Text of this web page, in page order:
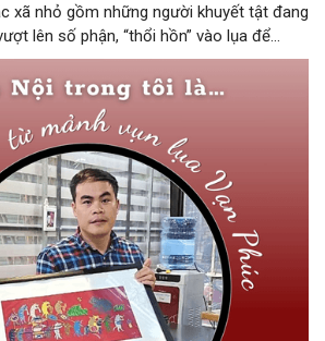
xã nhỏ gồm những người khuyết tật đang
lên số phận, “thổi hồn” vào lụa để
tốt đẹp cho xã hội. Bằng cách tạo ra
thủ công từ vải vụn của lụa Vạn Phúc,
Art) do anh Lê Việt Cường, Chủ tịch Hội
Hà Đông sáng lập đã trở thành một mô
vực văn hoá sáng tạo.